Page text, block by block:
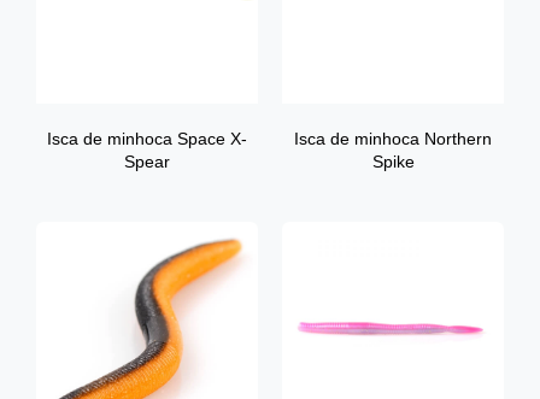
Isca de minhoca Space X-
Spear
Isca de minhoca Northern
Spike